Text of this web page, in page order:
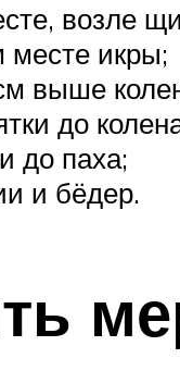
возле
месте икры;
выше
до
до паха;
и бёдер.